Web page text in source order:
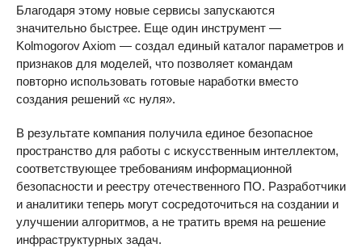
Благодаря этому новые сервисы запускаются
значительно быстрее. Еще один инструмент —
Kolmogorov Axiom — создал единый каталог параметров и
признаков для моделей, что позволяет командам
повторно использовать готовые наработки вместо
создания решений «с нуля».
В результате компания получила единое безопасное
пространство для работы с искусственным интеллектом,
соответствующее требованиям информационной
безопасности и реестру отечественного ПО. Разработчики
и аналитики теперь могут сосредоточиться на создании и
улучшении алгоритмов, а не тратить время на решение
инфраструктурных задач.